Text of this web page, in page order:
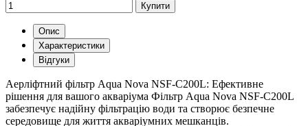
Купити
Опис
Характеристики
Відгуки
Аерліфтний фільтр Aqua Nova NSF-C200L: Ефективне
рішення для вашого акваріума Фільтр Aqua Nova NSF-C200L
забезпечує надійну фільтрацію води та створює безпечне
середовище для життя акваріумних мешканців.